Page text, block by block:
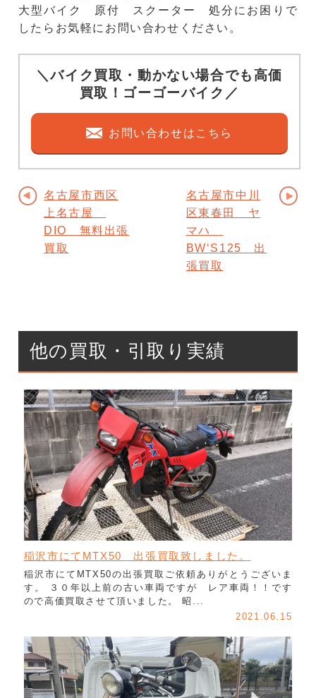
大型バイク 原付 スクーター 処分にお困りで
したらお気軽にお問い合わせください。
＼バイク買取・動かない場合でも高価
買取！ゴーゴーバイク／
お問い合わせはこちら
名古屋市西区
上名古屋
DIO 無料出張
買取
名古屋市中川
区東春田 ヤ
マハ
BW‘S125 出
張買取
他の買取・引取り実績
稲沢市にてMTX50 出張買取致しました。
稲沢市にてMTX50の出張買取ご依頼ありがとうございま
す。 ３０年以上前の古い車両ですが レア車両！！です
ので高価買取させて頂いました。 昭...
2021.06.15